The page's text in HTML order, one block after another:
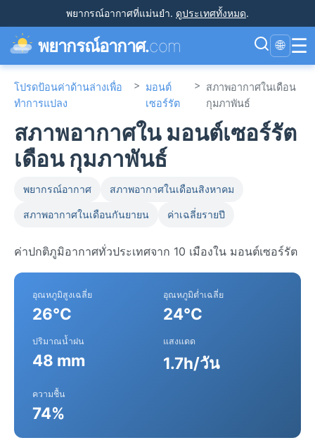
พยากรณ์อากาศที่แม่นยำ. ดูประเทศทั้งหมด.
พยากรณ์อากาศ.com 🌐 ☰
โปรดป้อนค่าด้านล่างเพื่อ
ทำการแปลง
> มอนต์
เซอร์รัต
> สภาพอากาศในเดือน
กุมภาพันธ์
สภาพอากาศใน มอนต์เซอร์รัต
เดือน กุมภาพันธ์
พยากรณ์อากาศ สภาพอากาศในเดือนสิงหาคม
สภาพอากาศในเดือนกันยายน ค่าเฉลี่ยรายปี
ค่าปกติภูมิอากาศทั่วประเทศจาก 10 เมืองใน มอนต์เซอร์รัต
อุณหภูมิสูงเฉลี่ย
26°C
อุณหภูมิต่ำเฉลี่ย
24°C
ปริมาณน้ำฝน
48 mm
แสงแดด
1.7h/วัน
ความชื้น
74%